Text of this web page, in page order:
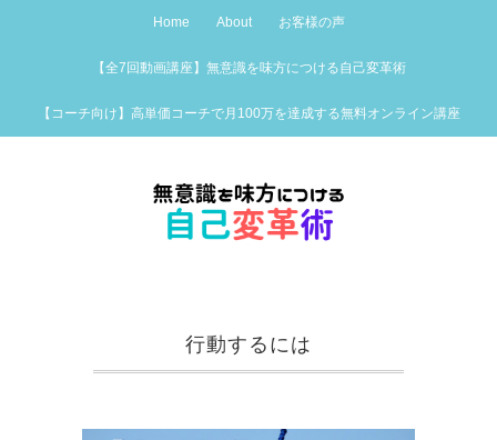
Home About お客様の声
【全7回動画講座】無意識を味方につける自己変革術
【コーチ向け】高単価コーチで月100万を達成する無料オンライン講座
行動するには